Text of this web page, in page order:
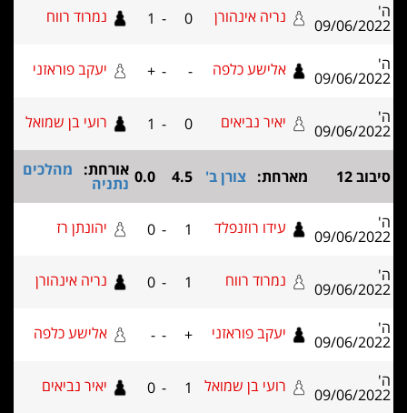
09/ נריה אינהורן 0
- נמרוד רווח
09/ אלישע כלפה -
- יעקב פוראזני
09/ יאיר נביאים 0 רועי בן שמואל
מארחת:צורן ב' 4.5
0.0 אורחת:מהלכים
נתניה
09/ עידו רוזנפלד 1
- יהונתן רז
09/ נמרוד רווח 1 נריה אינהורן
09/ יעקב פוראזני +
- אלישע כלפה
09/ רועי בן שמואל 1
-
0 יאיר נביאים